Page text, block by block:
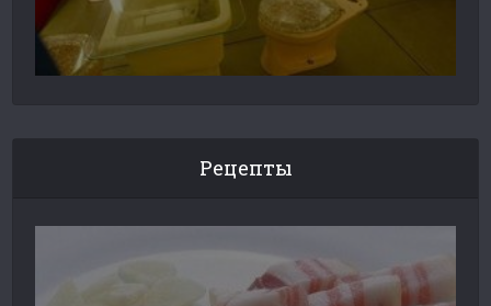
Рецепты